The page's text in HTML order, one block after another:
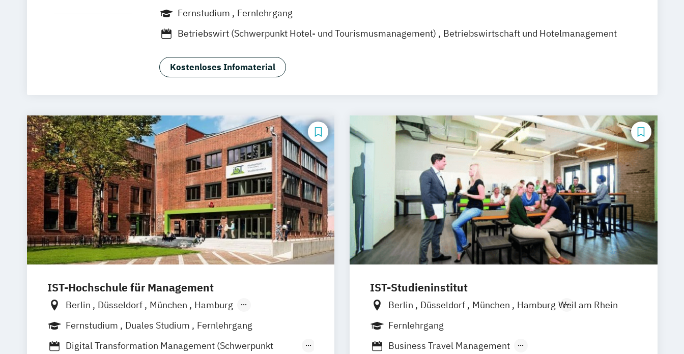
Zell
Leipzig Mannheim
Fernstudium
Fernlehrgang
Betriebswirt (Schwerpunkt Hotel- und Tourismusmanagement)
Betriebswirtschaft und Hotelmanagement
Kostenloses Infomaterial
IST-Hochschule für Management
Berlin Düsseldorf München
Hamburg
Weil am Rhein
Frankfurt am Main Essen
Innsbruck
Fernstudium Duales Studium
Fernlehrgang
Digital Transformation Management (Schwerpunkt
IST-Studieninstitut
Berlin Düsseldorf München Hamburg Weil am Rhein
Fernlehrgang
Business Travel Management